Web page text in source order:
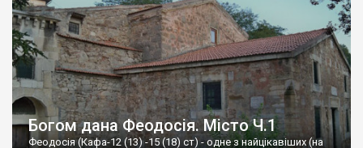
Богом дана Феодосія. Місто Ч.1
Феодосія (Кафа-12 (13) -15 (18) ст) - одне з найцікавіших (на